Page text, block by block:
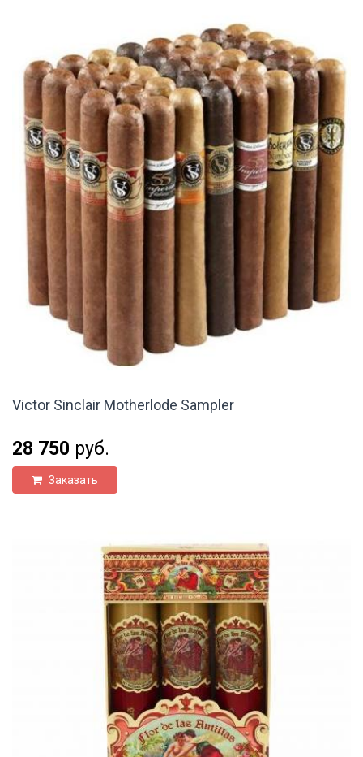
Victor Sinclair Motherlode Sampler
28 750 руб.
Заказать